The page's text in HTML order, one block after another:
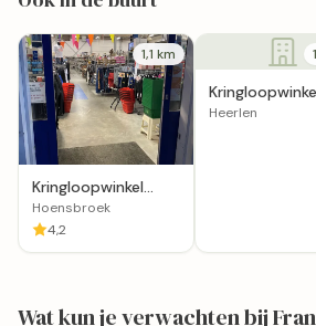
1,1 km
Kringloopwinkel
Helpen en Doen in
Hoensbroek
Hoensbroek
4,2
Hands Nieuwe
Heerlen
Wat kun je verwachten bij